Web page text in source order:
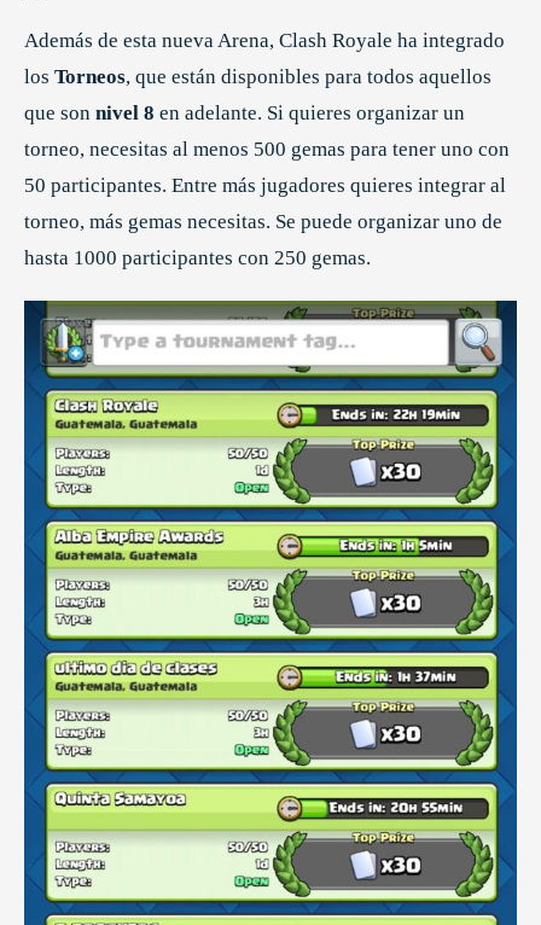
Además de esta nueva Arena, Clash Royale ha integrado
los Torneos, que están disponibles para todos aquellos
que son nivel 8 en adelante. Si quieres organizar un
torneo, necesitas al menos 500 gemas para tener uno con
50 participantes. Entre más jugadores quieres integrar al
torneo, más gemas necesitas. Se puede organizar uno de
hasta 1000 participantes con 250 gemas.